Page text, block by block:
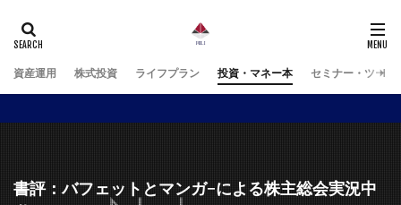
資産運用 株式投資 ライフプラン 投資・マネー本 セミナー・ツール
書評：バフェットとマンガ−による株主総会実況中